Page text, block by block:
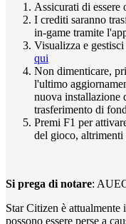
Assicurati di
I crediti saranno
in-game tramite
Visualizza e
qui
Non dimenticare,
l'ultimo
nuova installazione
trasferimento di
Premi F1 per
del gioco,
Si prega di notare:
Star Citizen è attualmente
possono essere perse a